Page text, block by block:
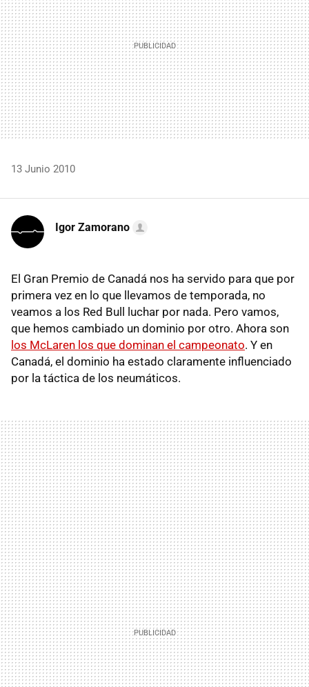
13 Junio 2010
Igor Zamorano
El Gran Premio de Canadá nos ha servido para que por
primera vez en lo que llevamos de temporada, no
veamos a los Red Bull luchar por nada. Pero vamos,
que hemos cambiado un dominio por otro. Ahora son
los McLaren los que dominan el campeonato. Y en
Canadá, el dominio ha estado claramente influenciado
por la táctica de los neumáticos.